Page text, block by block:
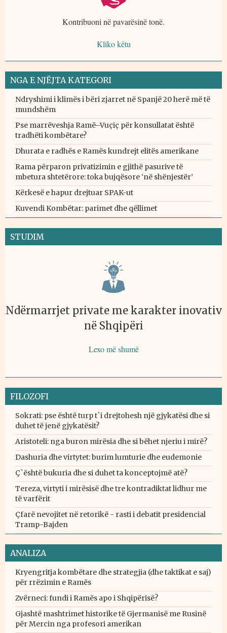
Kontribuoni në pavarësinë tonë.
Kliko këtu
NGA E NJËJTA KATEGORI
Ndryshimi i klimës i bëri zjarret në Spanjë 20 herë më të
mundshëm
Pse marrëveshja Ramë–Vuçiç për konsullatat është
tradhëti kombëtare?
Dhurata e radhës e Ramës kundrejt elitës amerikane
Rama përparon privatizimin e gjithë pasurive të
mbetura shtetërore: toka bujqësore ‘në shënjestër’
Kërkesë e hapur drejtuar SPAK-ut
Kuvendi Kombëtar: parimet dhe qëllimet
STUDIM
Ndërmarrjet private me karakter inovativ
në Shqipëri
Lexo më shumë
FILOZOFI
Sokrati: pse është turp t`i drejtohesh një gjykatësi dhe si
duhet të jenë gjykatësit?
Aristoteli: nga buron mirësia dhe si bëhet njeriu i mirë?
Dashuria dhe virtytet: burim lumturie dhe eudemonie
Ç`është bukuria dhe si duhet ta konceptojmë atë?
Tereza, virtyti i mirësisë dhe tre kontradiktat lidhur me
të varfërit
Çfarë nevojitet në retorikë - rasti i debatit presidencial
Tramp-Bajden
ANALIZA
Kryengritja kombëtare dhe strategjia (dhe taktikat e saj)
për rrëzimin e Ramës
Zvërneci: fundi i Ramës apo i Shqipërisë?
Gjashtë mashtrimet historike të Gjermanisë me Rusinë
për Mercin nga profesori amerikan